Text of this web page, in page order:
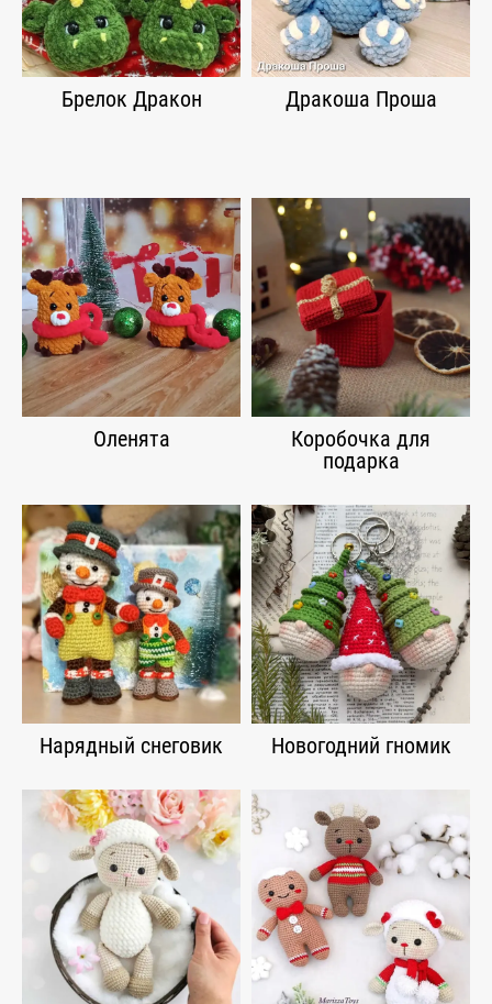
Брелок Дракон Дракоша Проша
Оленята
Коробочка для
подарка
Нарядный снеговик Новогодний гномик